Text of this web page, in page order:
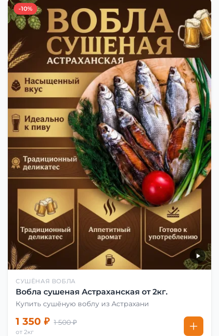
-10%
СУШЁНАЯ ВОБЛА
Вобла сушеная Астраханская от 2кг.
Купить сушёную воблу из Астрахани
1 350 ₽ 1 500 ₽
от 2кг